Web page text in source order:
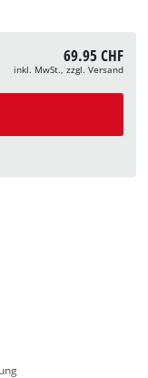
69.95 CHF
inkl. MwSt., zzgl. Versand